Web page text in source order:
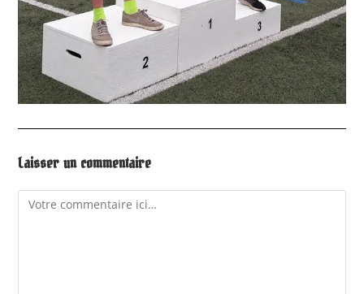
Laisser un commentaire